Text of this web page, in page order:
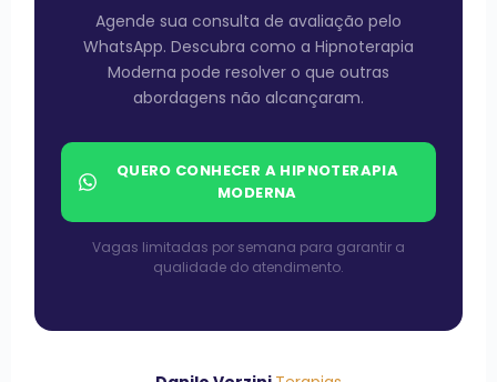
Agende sua consulta de avaliação pelo
WhatsApp. Descubra como a Hipnoterapia
Moderna pode resolver o que outras
abordagens não alcançaram.
QUERO CONHECER A HIPNOTERAPIA
MODERNA
Vagas limitadas por semana para garantir a
qualidade do atendimento.